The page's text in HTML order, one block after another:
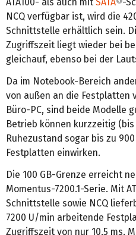
NCQ verfügbar ist, wird die
Schnittstelle erhältlich sein.
Zugriffszeit liegt wieder bei
gleichauf, ebenso bei der
Da im Notebook-Bereich
von außen an die Festplatten
Büro-PC, sind beide Modelle
Betrieb können kurzzeitig (bis
Ruhezustand sogar bis zu
Festplatten einwirken.
Die 100 GB-Grenze erreicht
Momentus-7200.1-Serie. Mit
Schnittstelle sowie NCQ
7200 U/min arbeitende
Zugriffszeit von nur 10,5 ms.